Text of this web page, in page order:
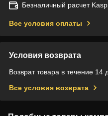
Безналичный расчет
Все условия оплаты
Условия возврата
Возврат товара в течение 14
Все условия возврата